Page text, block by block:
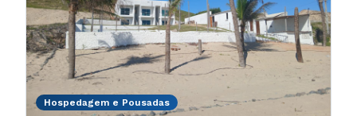
Hospedagem e Pousadas